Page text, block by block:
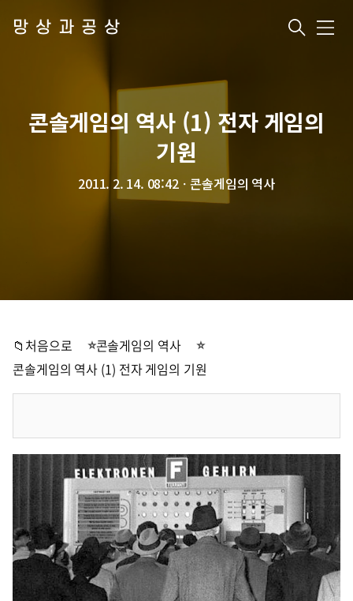
망상과공상 메
콘솔게임의 역사 (1) 전자 게임의
기원
2011. 2. 14. 08:42ㆍ콘솔게임의 역사
📁처음으로
콘솔게임의 역사
콘솔게임의 역사 (1) 전자 게임의 기원